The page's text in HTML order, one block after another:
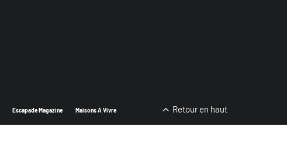
Escapade Magazine Maisons A Vivre Retour en haut